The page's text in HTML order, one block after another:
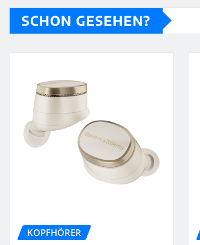
SCHON GESEHEN?
KOPFHÖRER